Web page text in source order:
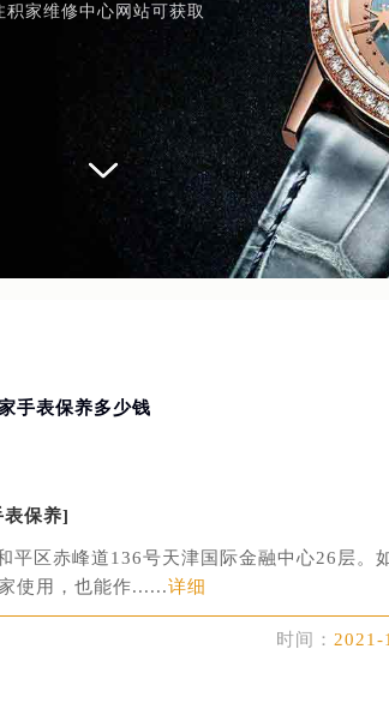
家维修中心网站可获取
手表保养多少钱
表保养]
平区赤峰道136号天津国际金融中心26层。
使用，也能作......详细
时间： 2021-